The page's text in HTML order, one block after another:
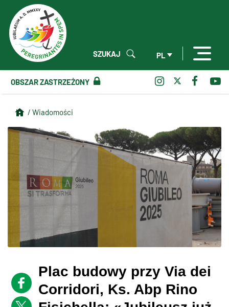
PL
SZUKAJ
OBSZAR ZASTRZEŻONY
/ Wiadomości
Plac budowy przy Via dei
Corridori, Ks. Abp Rino